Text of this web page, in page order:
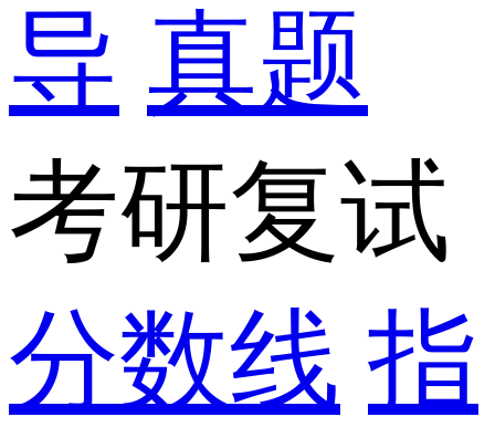
导 真题
考研复试
分数线 指